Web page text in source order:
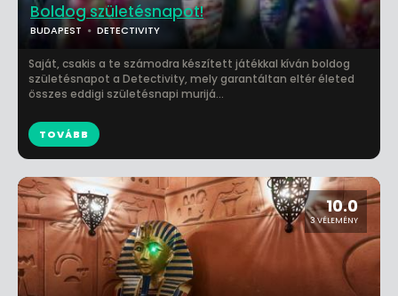
Boldog születésnapot!
BUDAPEST DETECTIVITY
Saját, csakis a te számodra készített játékkal kíván boldog
születésnapot a Detectivity, mely garantáltan eltér életed
összes eddigi születésnapi murijá...
TOVÁBB
10.0
3 VÉLEMÉNY